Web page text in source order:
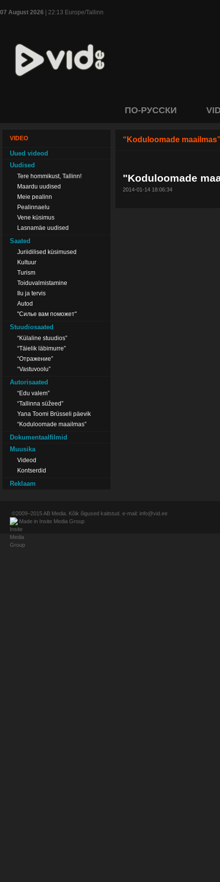
07 August 2026 | 22:13 Europe/Tallinn
ПО-РУССКИ
VIDEO
Uued videod
Uudised
Tere hommikust, Tallinn!
Maardu uudised
Meie pealinn
Pealinnaelu
Vene küsimus
Lasnamäe uudised
Saated
Juriidilised küsimused
Kultuur
Turism
Toiduvalmistamine
Ilu ja tervis
Autod
"Силье вам поможет"
Stuudiosaated
“Külaline stuudios”
“Täielik läbimurre”
“Отражение”
“Vastuvoolu”
Autorisaated
“Edu valem”
“Tallinna süžeed”
Yana Toomi Brüsseli päevik
“Koduloomade maailmas”
Dokumentaalfilmid
Muusika
Videod
Kontserdid
Reklaam
“Koduloomade
"Koduloomade
2014-01-14 18:06:34
©2009–2015AB Media . Kõik õigused kaitstud. e-mail: info@vid.ee
Made in Insite Media Group